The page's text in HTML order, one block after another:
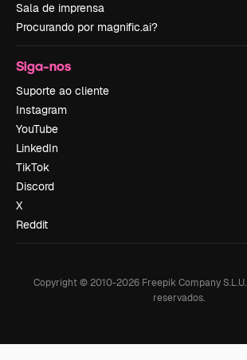
Sala de imprensa
Procurando por magnific.ai?
Siga-nos
Suporte ao cliente
Instagram
YouTube
LinkedIn
TikTok
Discord
X
Reddit
Copyright © 2010-2026Freepik Company S.L.U.
reservados.